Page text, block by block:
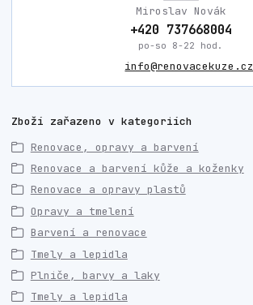
Miroslav Novák
+420 737668004
po-so 8-22 hod.
info@renovacekuze.cz
Zboží zařazeno v kategoriích
Renovace, opravy a barvení
Renovace a barvení kůže a koženky
Renovace a opravy plastů
Opravy a tmelení
Barvení a renovace
Tmely a lepidla
Plniče, barvy a laky
Tmely a lepidla